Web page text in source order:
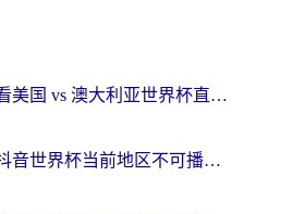
在国外怎么看美国 vs 澳大利亚世界杯直播？海外党必藏的中文解说观赛指南
在加拿大看抖音世界杯当前地区不可播放？海外党体育观赛终极指南